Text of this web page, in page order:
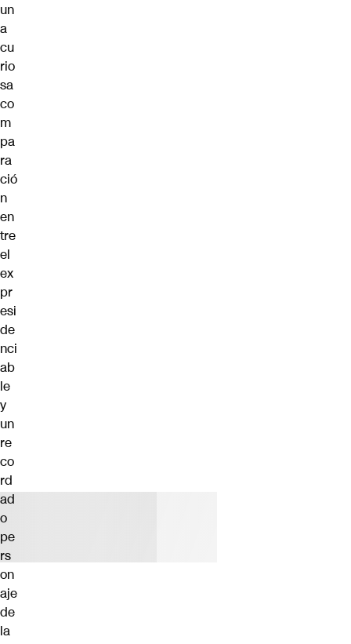
un
a
cu
rio
sa
co
m
pa
ra
ció
n
en
tre
el
ex
pr
esi
de
nci
ab
le
y
un
re
co
rd
ad
o
pe
rs
on
aje
de
la